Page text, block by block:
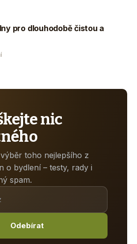
pro dlouhodobě čistou a
nic
toho nejlepšího z
o bydlení – testy, rady i
spam.
Odebírat